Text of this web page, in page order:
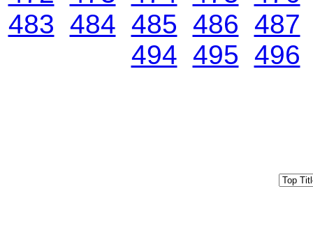
483 484 485 486 487
494 495 496